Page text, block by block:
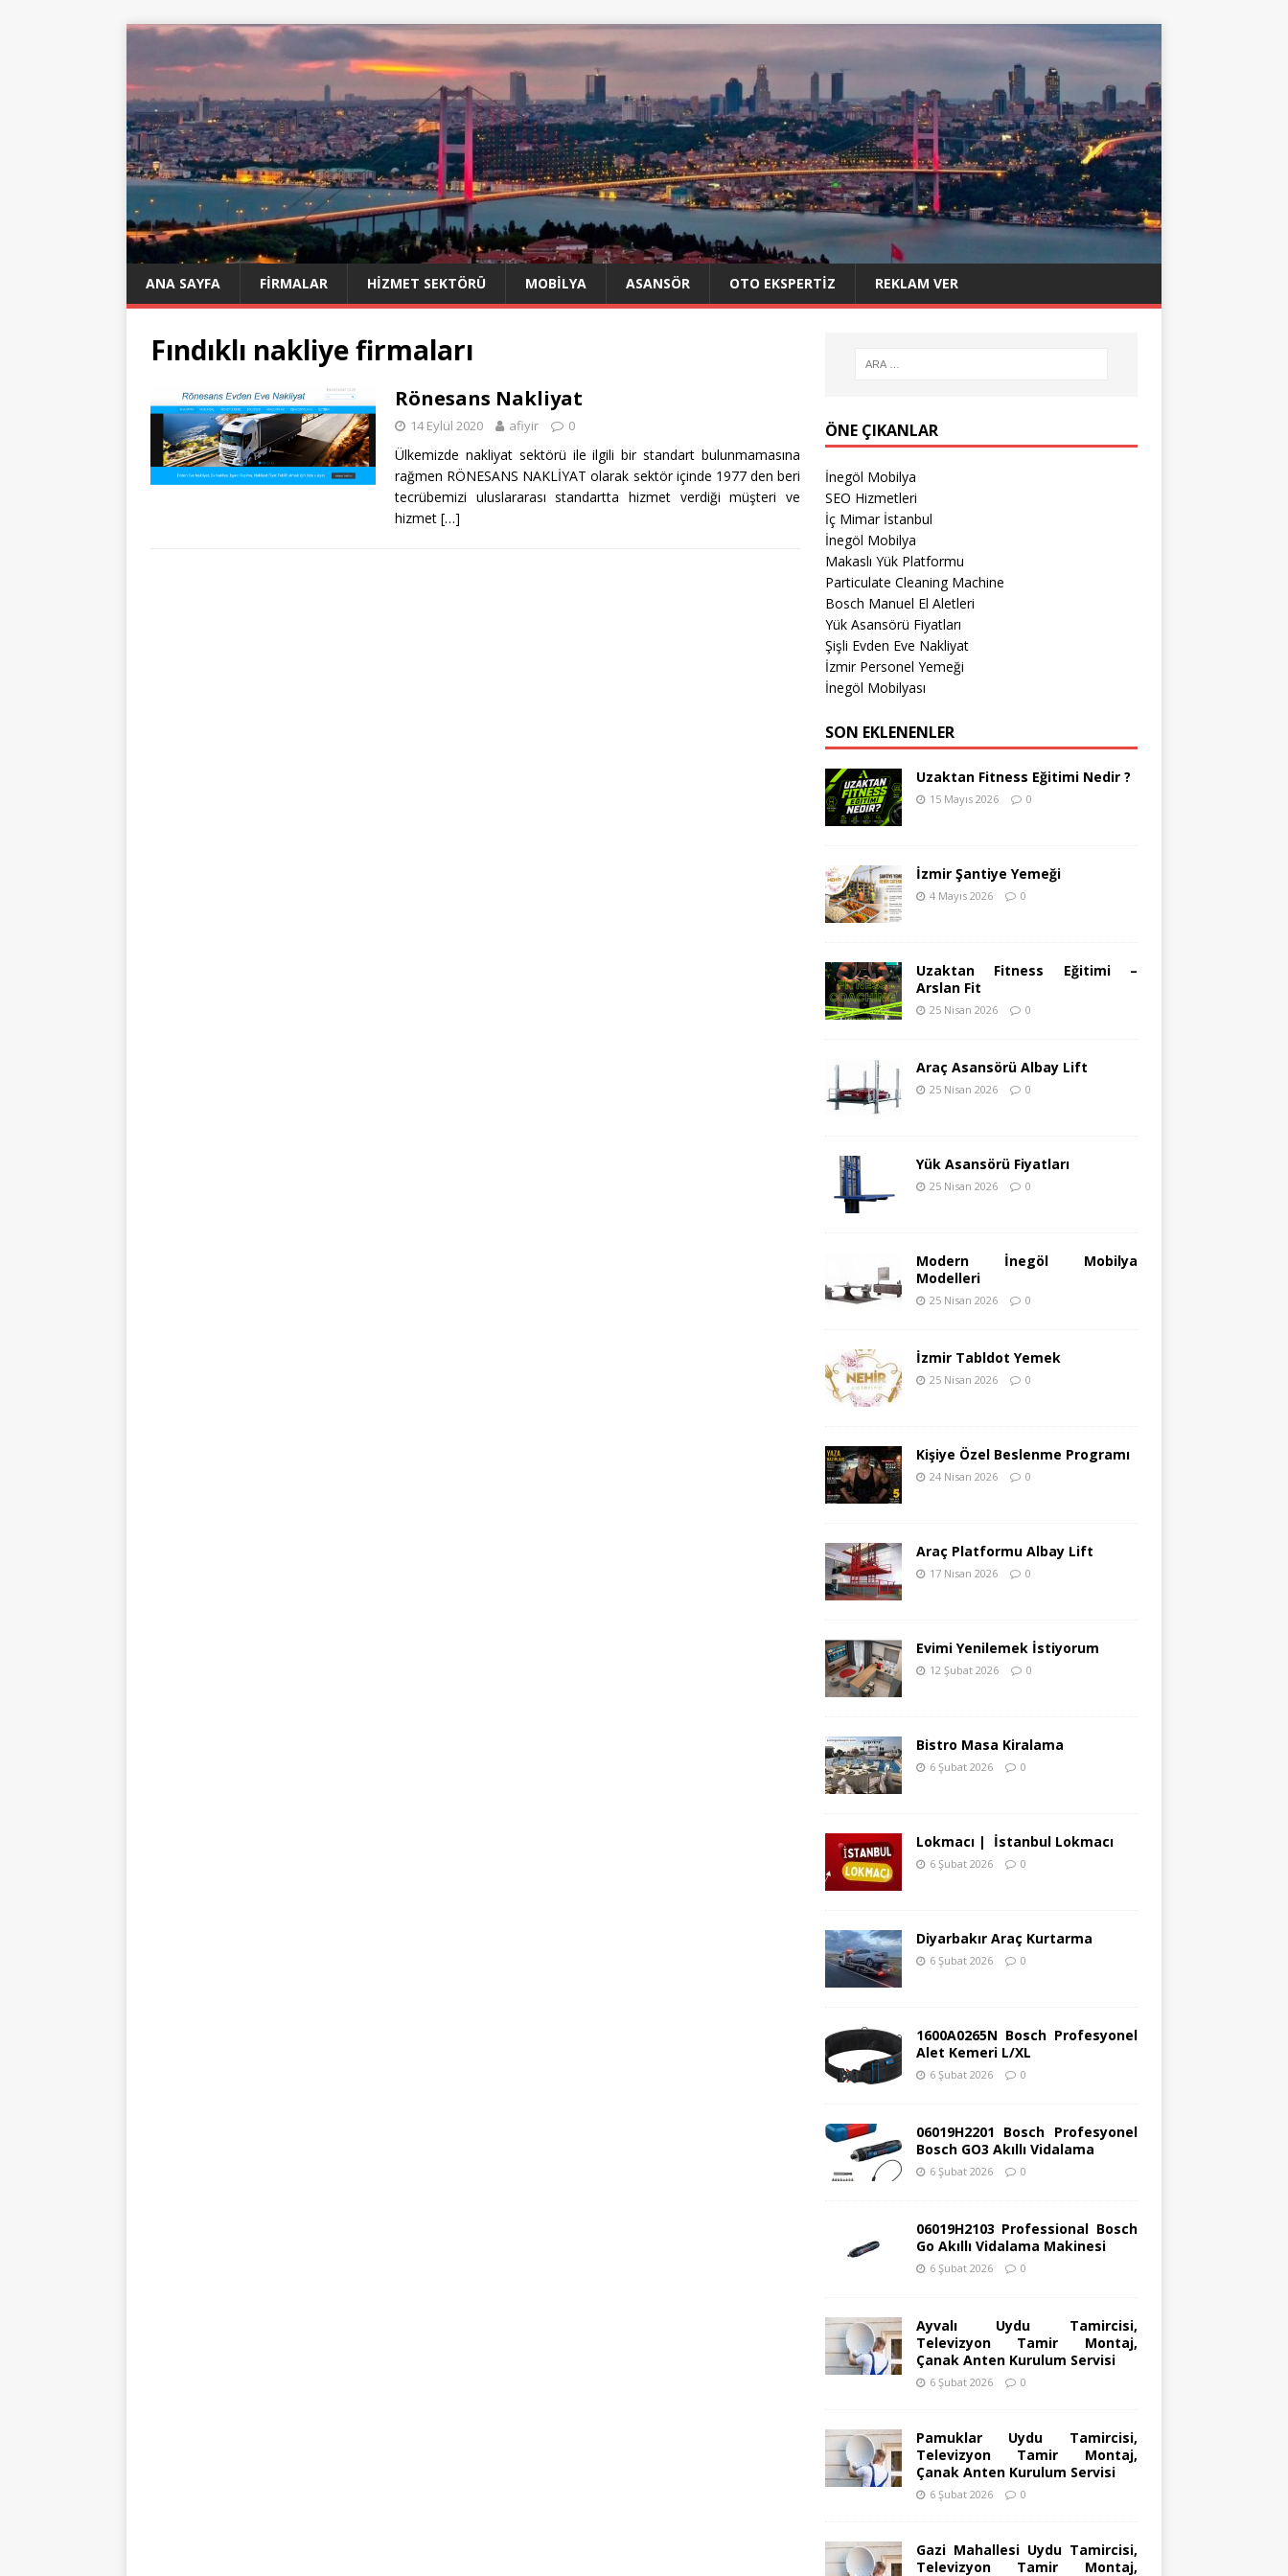
ANA SAYFA FIRMALAR HIZMET SEKTÖRÜ MOBILYA ASANSÖR OTO EKSPERTIZ REKLAM VER
Fındıklı nakliye firmaları
Rönesans Nakliyat
14 Eylül 2020 afiyir 0
Ülkemizde nakliyat sektörü ile ilgili bir standart bulunmamasına
rağmen RÖNESANS NAKLİYAT olarak sektör içinde 1977 den beri
tecrübemizi uluslararası standartta hizmet verdiği müşteri ve
hizmet […]
ÖNE ÇIKANLAR
İnegöl Mobilya
SEO Hizmetleri
İç Mimar İstanbul
İnegöl Mobilya
Makaslı Yük Platformu
Particulate Cleaning Machine
Bosch Manuel El Aletleri
Yük Asansörü Fiyatları
Şişli Evden Eve Nakliyat
İzmir Personel Yemeği
İnegöl Mobilyası
SON EKLENENLER
Uzaktan Fitness Eğitimi Nedir ?
15 Mayıs 2026 0
İzmir Şantiye Yemeği
4 Mayıs 2026 0
Uzaktan Fitness Eğitimi –
Arslan Fit
25 Nisan 2026 0
Araç Asansörü Albay Lift
25 Nisan 2026 0
Yük Asansörü Fiyatları
25 Nisan 2026 0
Modern İnegöl Mobilya
Modelleri
25 Nisan 2026 0
İzmir Tabldot Yemek
25 Nisan 2026 0
Kişiye Özel Beslenme Programı
24 Nisan 2026 0
Araç Platformu Albay Lift
17 Nisan 2026 0
Evimi Yenilemek İstiyorum
12 Şubat 2026 0
Bistro Masa Kiralama
6 Şubat 2026 0
Lokmacı | İstanbul Lokmacı
6 Şubat 2026 0
Diyarbakır Araç Kurtarma
6 Şubat 2026 0
1600A0265N Bosch Profesyonel
Alet Kemeri L/XL
6 Şubat 2026 0
06019H2201 Bosch Profesyonel
Bosch GO3 Akıllı Vidalama
6 Şubat 2026 0
06019H2103 Professional Bosch
Go Akıllı Vidalama Makinesi
6 Şubat 2026 0
Ayvalı Uydu Tamircisi,
Televizyon Tamir Montaj,
Çanak Anten Kurulum Servisi
6 Şubat 2026 0
Pamuklar Uydu Tamircisi,
Televizyon Tamir Montaj,
Çanak Anten Kurulum Servisi
6 Şubat 2026 0
Gazi Mahallesi Uydu Tamircisi,
Televizyon Tamir Montaj,